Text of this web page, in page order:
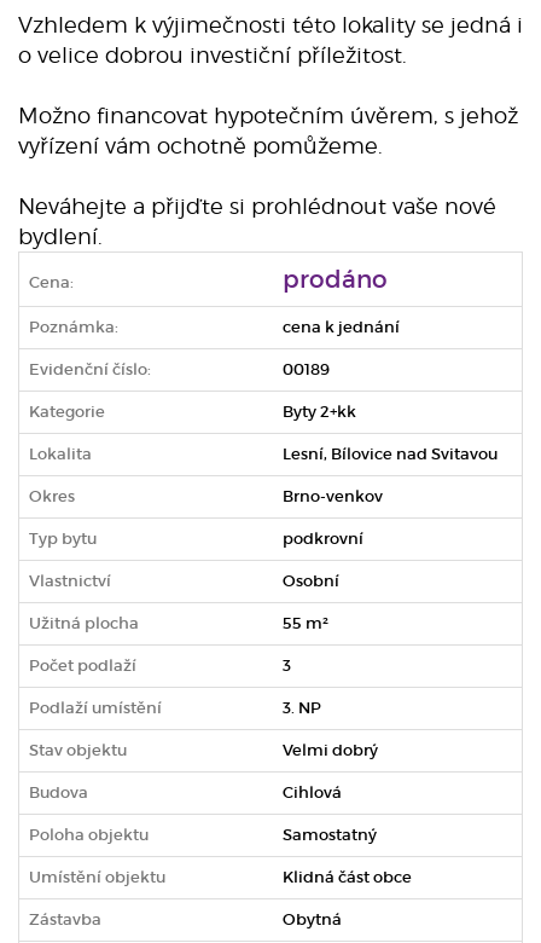
Vzhledem k výjimečnosti této lokality se jedná i
o velice dobrou investiční příležitost.
Možno financovat hypotečním úvěrem, s jehož
vyřízení vám ochotně pomůžeme.
Neváhejte a přijďte si prohlédnout vaše nové
bydlení.
Cena: prodáno
Poznámka: cena k jednání
Evidenční číslo: 00189
Kategorie Byty 2+kk
Lokalita Lesní, Bílovice nad Svitavou
Okres Brno-venkov
Typ bytu podkrovní
Vlastnictví Osobní
Užitná plocha 55 m²
Počet podlaží 3
Podlaží umístění 3. NP
Stav objektu Velmi dobrý
Budova Cihlová
Poloha objektu Samostatný
Umístění objektu Klidná část obce
Zástavba Obytná